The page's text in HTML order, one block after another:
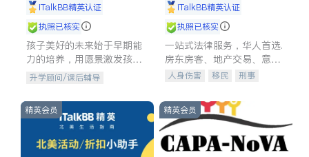
iTalkBB精英认证
执照已核实
孩子美好的未来始于早期能
力的培养，用愿景激发孩子
的学习潜力和动力。理念：
拥有成长型心态是成功的基
石。
升学顾问/课后辅导
iTalkBB精英认证
执照已核实
一站式法律服务，华人首选.
房东房客、地产交易、意外
伤害、车祸重伤、商业诉
建筑合同、刑事案件全包办
人身伤害 移民
刑事
信托/遗嘱
商业
索赔
律师-其它 保释
精英会员 精英会员